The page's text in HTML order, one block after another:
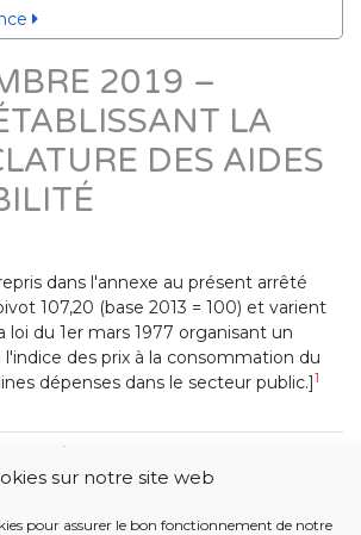
sur notre site web
pour assurer le bon fonctionnement de notre
2019 –
LA
DES AIDES
dans l'annexe au présent arrêté
107,20 (base 2013 = 100) et varient
du 1er mars 1977 organisant un
des prix à la consommation du
dépenses dans le secteur public.]1
JUSTEL